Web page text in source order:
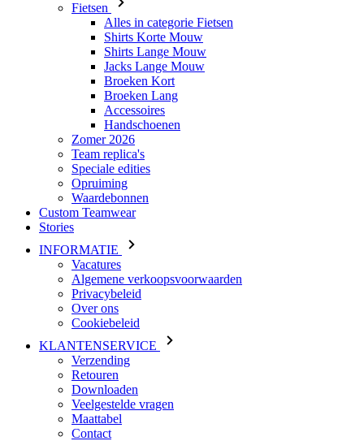
Fietsen
Alles in categorie Fietsen
Shirts Korte Mouw
Shirts Lange Mouw
Jacks Lange Mouw
Broeken Kort
Broeken Lang
Accessoires
Handschoenen
Zomer 2026
Team replica's
Speciale edities
Opruiming
Waardebonnen
Custom Teamwear
Stories
INFORMATIE
Vacatures
Algemene verkoopsvoorwaarden
Privacybeleid
Over ons
Cookiebeleid
KLANTENSERVICE
Verzending
Retouren
Downloaden
Veelgestelde vragen
Maattabel
Contact